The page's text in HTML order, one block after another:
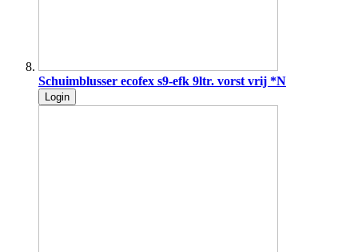
Schuimblusser ecofex s9-efk 9ltr. vorst vrij *N
Login